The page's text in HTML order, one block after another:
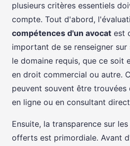
plusieurs critères essentiels
compte. Tout d'abord,
compétences d'un avocat est
important de se renseigner
le domaine requis, que ce soit
en droit commercial ou autre.
peuvent souvent être trouvées
en ligne ou en consultant
Ensuite, la transparence sur
offerts est primordiale. Avant